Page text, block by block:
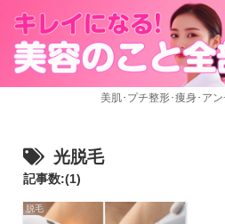
美肌･プチ整形･痩身･ア
光脱毛
記事数:(1)
脱毛